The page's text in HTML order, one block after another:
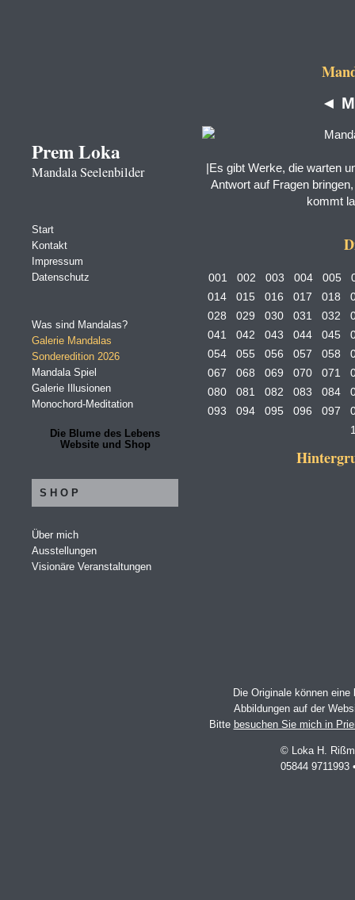
Prem Loka
Mandala Seelenbilder
Start
Kontakt
Impressum
Datenschutz
Was sind Mandalas?
Galerie Mandalas
Sonderedition 2026
Mandala Spiel
Galerie Illusionen
Monochord-Meditation
Die Blume des Lebens
Website und Shop
SHOP
Über mich
Ausstellungen
Visionäre Veranstaltungen
◄
|Es gibt Werke, die warten
Antwort auf Fragen
kommt
001 002 003 004 005
014
015 016 017 018
028
029 030 031 032
041
042 043 044 045
054
055 056 057 058
067
068 069 070 071
080
081 082 083 084
093
094 095 096 097
Die Originale können
Abbildungen auf der
Bitte besuchen Sie mich in
© Loka H.
05844 9711993